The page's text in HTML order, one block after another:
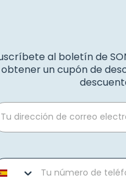
al boletín de
obtener un cupón de
number